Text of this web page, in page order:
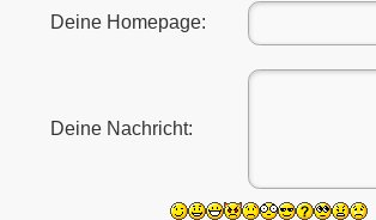
Deine Homepage:
Deine Nachricht: